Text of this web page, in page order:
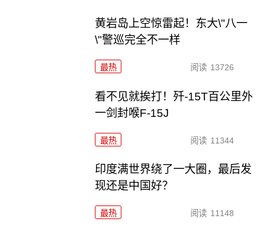
黄岩岛上空惊雷起！东大\"八一
\"警巡完全不一样
最热 阅读 13726
看不见就挨打！歼-15T百公里外
一剑封喉F-15J
最热 阅读 11344
印度满世界绕了一大圈，最后发
现还是中国好？
最热 阅读 11148